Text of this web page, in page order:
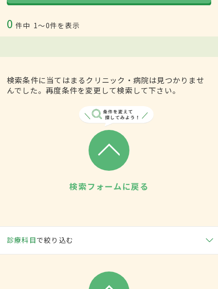
0 件中 1〜0件を表示
検索条件に当てはまるクリニック・病院は見つかりませ
んでした。再度条件を変更して検索して下さい。
検索フォームに戻る
診療科目で絞り込む